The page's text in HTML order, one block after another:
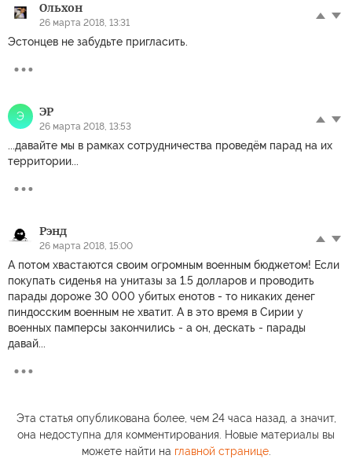
Ольхон
26 марта 2018, 13:31
Эстонцев не забудьте пригласить.
Э ЭР
26 марта 2018, 13:53
...давайте мы в рамках сотрудничества проведём парад на их
территории...
Рэнд
26 марта 2018, 15:00
А потом хвастаются своим огромным военным бюджетом! Если
покупать сиденья на унитазы за 1.5 долларов и проводить
парады дороже 30 000 убитых енотов - то никаких денег
пиндосским военным не хватит. А в это время в Сирии у
военных памперсы закончились - а он, дескать - парады
давай...
Эта статья опубликована более, чем 24 часа назад, а значит,
она недоступна для комментирования. Новые материалы вы
можете найти на главной странице.